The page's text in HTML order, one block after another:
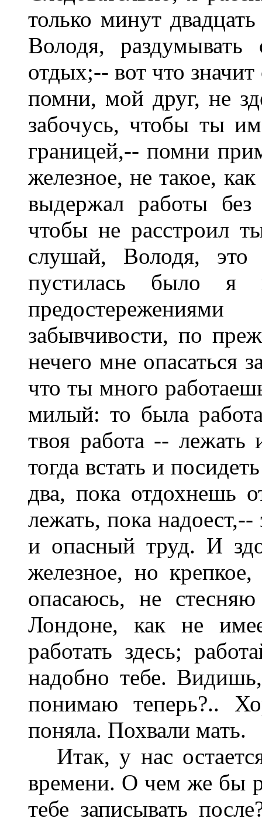
только минут
Володя,
отдых;-- вот что
помни, мой друг, не
забочусь, чтобы ты
границей,-- помни
железное, не такое,
выдержал работы
чтобы не расстроил
слушай, Володя, это
пустилась было я
забывчивости, по
нечего мне опасаться
что ты много
милый: то была
твоя работа -- лежать
тогда встать и
два, пока отдохнешь
лежать, пока
и опасный труд. И
железное, но
опасаюсь, не
Лондоне, как не
работать здесь;
надобно тебе.
понимаю теперь?..
поняла. Похвали мать.
Итак, у нас
времени. О чем же бы
тебе записывать